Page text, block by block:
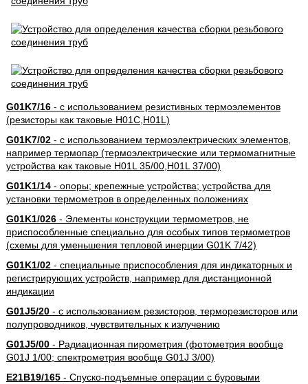
G01K7/16- с использованием резистивных термоэлементов
(резисторы как таковые H01C,H01L)
G01K7/02- с использованием термоэлектрических элементов,
например термопар (термоэлектрические или термомагнитные
устройства как таковые H01L 35/00,H01L 37/00)
G01K1/14- опоры; крепежные устройства; устройства для
установки термометров в определенных положениях
G01K1/026- Элементы конструкции термометров, не
приспособленные специально для особых типов термометров
(схемы для уменьшения тепловой инерции G01K 7/42)
G01K1/02- специальные приспособления для индикаторных и
регистрирующих устройств, например для дистанционной
индикации
G01J5/20- с использованием резисторов, терморезисторов или
полупроводников, чувствительных к излучению
G01J5/00- Радиационная пирометрия (фотометрия вообще
G01J 1/00; спектрометрия вообще G01J 3/00)
E21B19/165- Спуско-подъемные операции с буровыми